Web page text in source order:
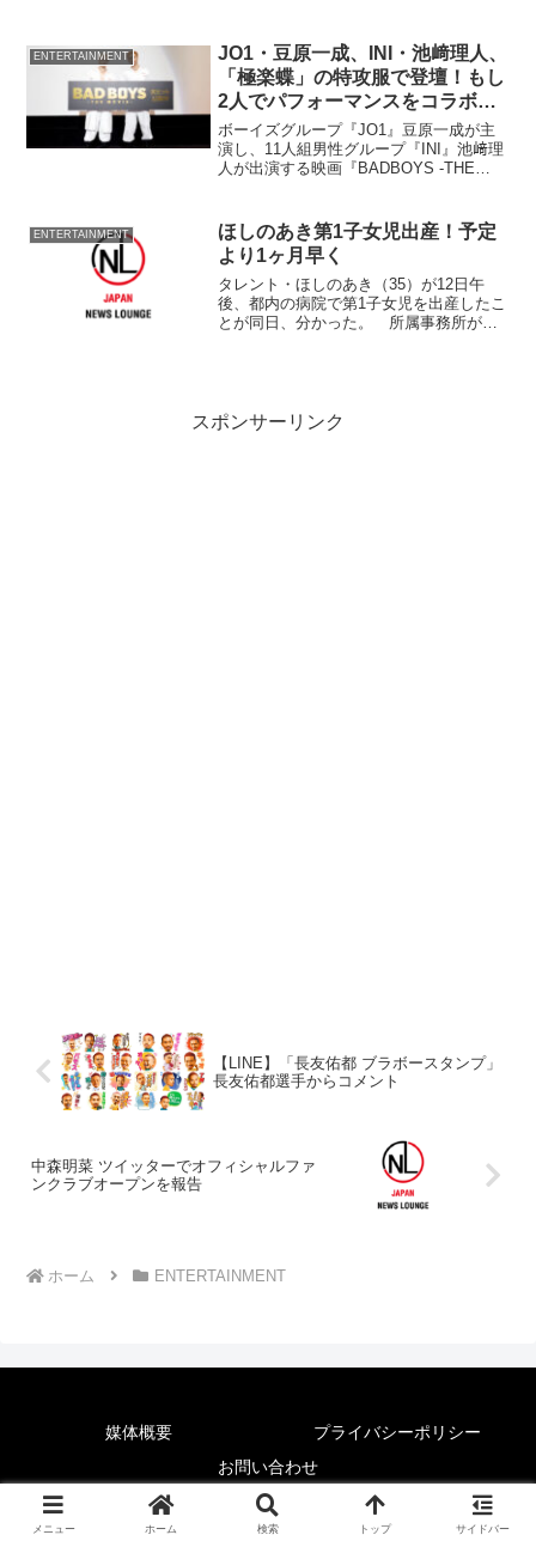
ングテーマ曲『永遠の絆』にのせたMV版
新映像が解禁された...
ENTERTAINMENT
JO1・豆原一成、INI・池﨑理人、
「極楽蝶」の特攻服で登壇！もし
2人でパフォーマンスをコラボす
るなら…
ボーイズグループ『JO1』豆原一成が主
演し、11人組男性グループ『INI』池﨑理
人が出演する映画『BADBOYS -THE
阪・大阪ステーションシティシネマで行
われた。豆原と池﨑が登壇した。
ENTERTAINMENT
ほしのあき第1子女児出産！予定
より1ヶ月早く
タレント・ほしのあき（35）が12日午
後、都内の病院で第1子女児を出産したこ
とが同日、分かった。 所属事務所が
スポンサーリンク
【LINE】「長友佑都 ブラボースタンプ」
長友佑都選手からコメント
中森明菜 ツイッターでオフィシャルファ
ンクラブオープンを報告
ホーム ENTERTAINMENT
媒体概要
プライバシーポリシー
お問い合わせ
© 2025 News Lounge.
メニュー ホーム 検索 トップ サイドバー